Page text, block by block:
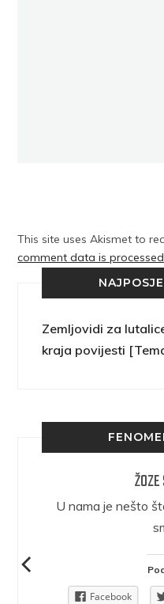
This site uses Akismet to
comment data is processed
Zemljovidi za
kraja povijesti
U nama je nešto
Facebook